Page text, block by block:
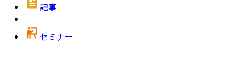
記事
セミナー